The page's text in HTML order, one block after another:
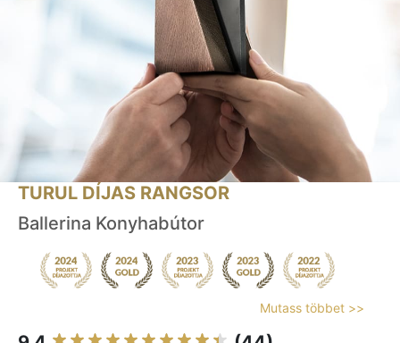
TURUL DÍJAS RANGSOR
Ballerina Konyhabútor
Mutass többet >>